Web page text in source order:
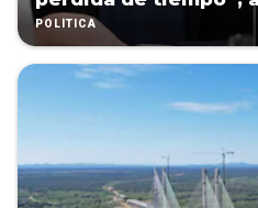
POLÍTICA